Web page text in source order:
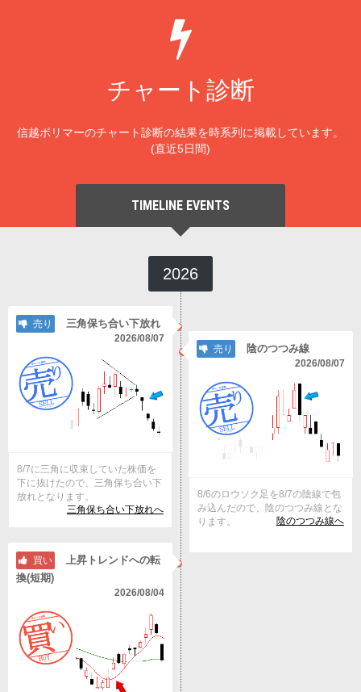
チャート診断
信越ポリマーのチャート診断の結果を時系列に掲載しています。
(直近5日間)
TIMELINE EVENTS
2026
売り 三角保ち合い下放れ
2026/08/07
8/7に三角に収束していた株価を
下に抜けたので、三角保ち合い下
放れとなります。
三角保ち合い下放れへ
売り 陰のつつみ線
2026/08/07
8/6のロウソク足を8/7の陰線で包
み込んだので、陰のつつみ線とな
ります。
陰のつつみ線へ
買い
上昇トレンドへの転
換(短期)
2026/08/04